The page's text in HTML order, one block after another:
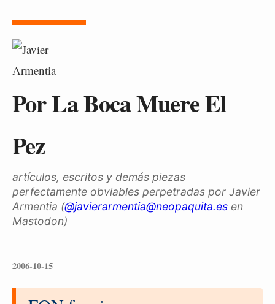
Por La Boca Muere El
Pez
artículos, escritos y demás piezas
perfectamente obviables perpetradas por Javier
Armentia (@javierarmentia@neopaquita.es en
Mastodon)
2006-10-15